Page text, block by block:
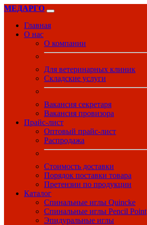
МЕДАРГО
Главная
О нас
О компании
Для ветеринарных клиник
Складские услуги
Вакансия секретаря
Вакансия провизора
Прайс-лист
Оптовый прайс-лист
Распродажа
Стоимость доставки
Порядок поставки товара
Претензии по продукции
Каталог
Спинальные иглы Quincke
Спинальные иглы Pencil Point
Эпидуральные иглы